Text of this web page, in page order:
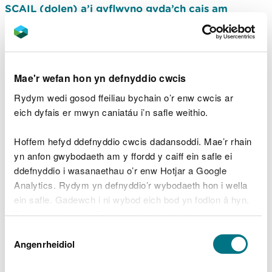
Mae'r wefan hon yn defnyddio cwcis
Rydym wedi gosod ffeiliau bychain o’r enw cwcis ar
eich dyfais er mwyn caniatáu i’n safle weithio.
Hoffem hefyd ddefnyddio cwcis dadansoddi. Mae’r rhain
yn anfon gwybodaeth am y ffordd y caiff ein safle ei
ddefnyddio i wasanaethau o’r enw Hotjar a Google
Analytics. Rydym yn defnyddio’r wybodaeth hon i wella
ein safle. Gadewch i ni wybod eich bod yn fodlon â hyn.
Byddwn yn defnyddio cwci i gadw eich dewis.
Gellirdarllen mwy am ein cwcis cyn i chi ddewis.
Caniatâd
Angenrheidiol
SCAIL (dolen) a’i gyflwyno gyda’ch cais am
drwydded.
Os bydd eich MCP yn cael ei ‘sgrinio i mewn’ gan yr
gynnal asesiad modelu ansawdd aer safle-benodol
sy'n asesu'r risgiau i iechyd dynol a chynefinoedd
gwarchodedig sy'n agos at eich MCP / SG a
Mae asesiadau modelu ansawdd aer yn gofyn am
wybodaeth arbenigol felly bydd angen i chi
ddefnyddio ymgynghorydd amgylcheddol i wneud
hyn ar eich rhan. Gall hyn gymryd ychydig
wythnosau i'w gwblhau, felly efallai y byddwch am
Gallwch ddod o hyd i ymgynghorydd drwy chwilio